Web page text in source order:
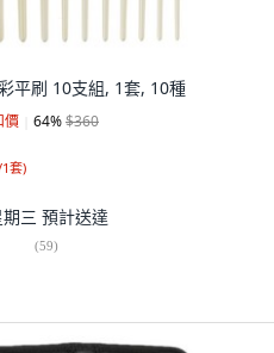
平刷 10支組, 1套, 10種
價 64%$360
套)
三 預計送達
(59)